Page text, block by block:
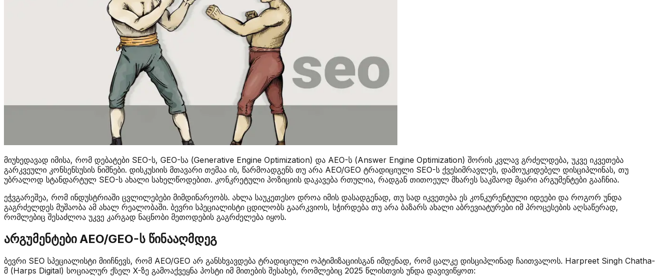
მიუხედავად იმისა, რომ დებატები SEO-ს, GEO-სა (Generative Engine Optimization) და AEO-ს (Answer Engine Optimization) შორის კვლავ გრძელდება, უკვე იკვეთება
გარკვეული კონსენსუსის ნიშნები. დისკუსიის მთავარი თემაა ის, წარმოადგენს თუ არა AEO/GEO ტრადიციული SEO-ს ქვესიმრავლეს, დამოუკიდებელ დისციპლინას, თუ
უბრალოდ სტანდარტულ SEO-ს ახალი სახელწოდებით. კონკრეტული პოზიციის დაკავება რთულია, რადგან თითოეულ მხარეს საკმაოდ მყარი არგუმენტები გააჩნია.
ეჭვგარეშეა, რომ ინდუსტრიაში ცვლილებები მიმდინარეობს. ახლა საუკეთესო დროა იმის დასადგენად, თუ სად იკვეთება ეს კონკურენტული იდეები და როგორ უნდა
გაგრძელდეს მუშაობა ამ ახალ რეალობაში. ბევრი სპეციალისტი ცდილობს გაარკვიოს, სჭირდება თუ არა ბაზარს ახალი აბრევიატურები იმ პროცესების აღსაწერად,
რომლებიც შესაძლოა უკვე კარგად ნაცნობი მეთოდების გაგრძელება იყოს.
არგუმენტები AEO/GEO-ს წინააღმდეგ
ბევრი SEO სპეციალისტი მიიჩნევს, რომ AEO/GEO არ განსხვავდება ტრადიციული ოპტიმიზაციისგან იმდენად, რომ ცალკე დისციპლინად ჩაითვალოს. Harpreet Singh Chatha-
მ (Harps Digital) სოციალურ ქსელ X-ზე გამოაქვეყნა პოსტი იმ მითების შესახებ, რომლებიც 2025 წლისთვის უნდა დავივიწყოთ: